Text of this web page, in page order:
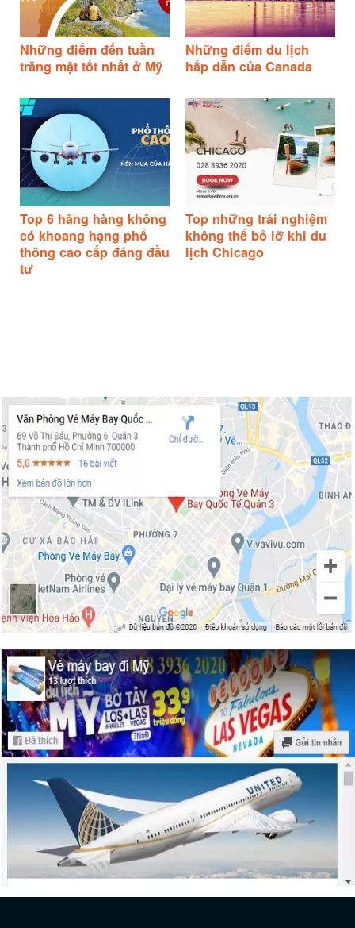
Những điểm đến tuần
trăng mật tốt nhất ở Mỹ
Những điểm du lịch
hấp dẫn của Canada
Top 6 hãng hàng không
có khoang hạng phổ
thông cao cấp đáng đầu
tư
Top những trải nghiệm
không thể bỏ lỡ khi du
lịch Chicago